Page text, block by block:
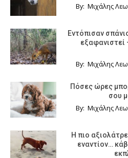
By: Μιχάλης
Εντόπισαν
εξαφανιστεί
By: Μιχάλης
Πόσες ώρες
σου
By: Μιχάλης
Η πιο
εναντίον…